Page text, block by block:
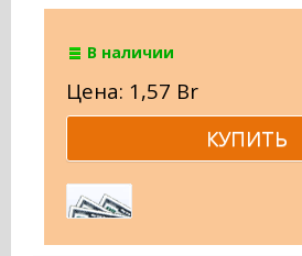
В наличии
Цена: 1,57 Br